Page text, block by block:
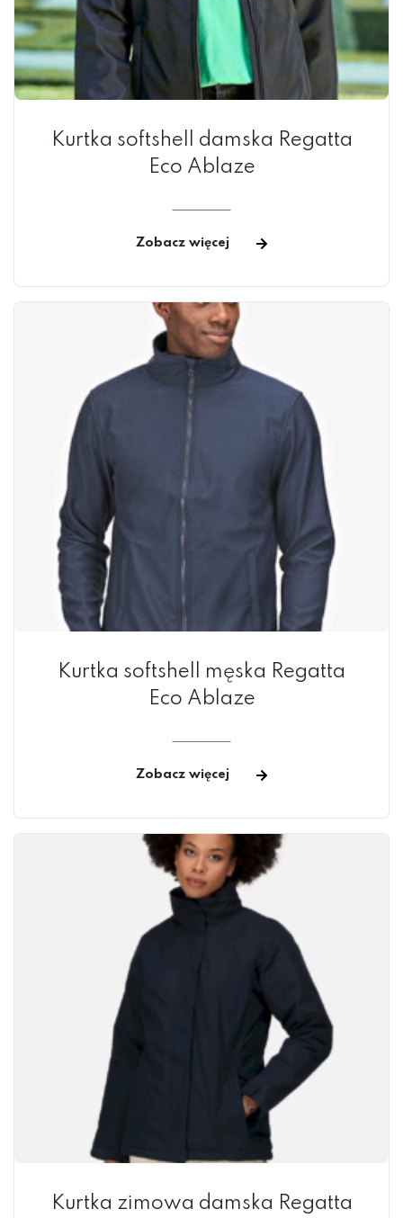
Kurtka softshell damska Regatta
Eco Ablaze
Zobacz więcej
Kurtka softshell męska Regatta
Eco Ablaze
Zobacz więcej
Kurtka zimowa damska Regatta